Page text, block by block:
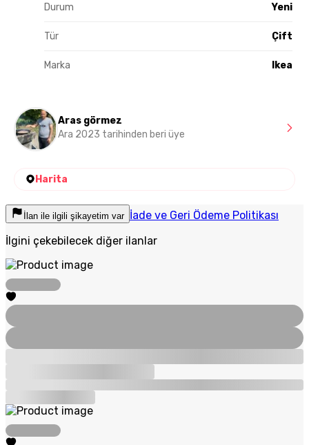
Durum Yeni
Tür Çift
Marka Ikea
Aras görmez
Ara 2023 tarihinden beri üye
Harita
İlan ile ilgili şikayetim var İade ve Geri Ödeme Politikası
İlgini çekebilecek diğer ilanlar